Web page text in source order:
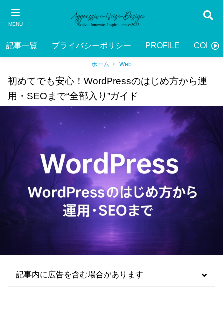
MENU
記事一覧 プライバシーポリシー PROFILE
ホーム Web
初めてでも安心！WordPressのはじめ方から運
用・SEOまで“全部入り”ガイド
記事内に広告を含む場合があります